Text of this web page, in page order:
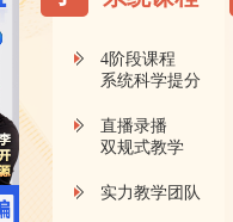
4阶段课程
系统科学提分
直播录播
双规式教学
实力教学团队